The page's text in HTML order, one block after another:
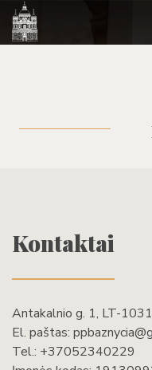
Kontaktai
Antakalnio g. 1, LT-
El. paštas:
Tel.: +37052340229